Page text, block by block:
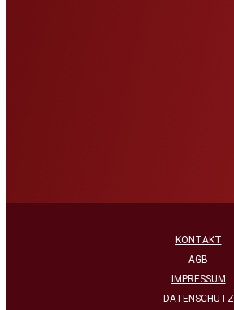
KONTAKT
AGB
IMPRESSUM
DATENSCHUTZ